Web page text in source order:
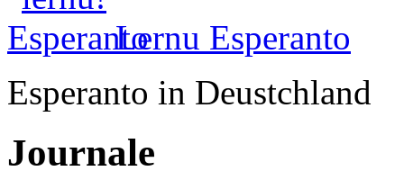
Lernu Esperanto
Esperanto in Deustchland
Journale